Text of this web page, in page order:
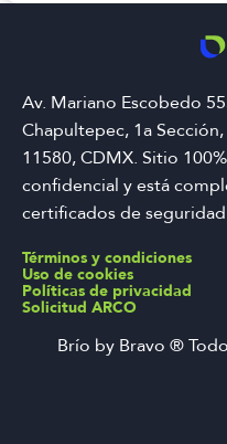
Av. Mariano Escobedo
Chapultepec, 1a
11580, CDMX. Sitio
confidencial y está
certificados de seguridad
Términos y condiciones
Uso de cookies
Políticas de privacidad
Solicitud ARCO
Brío by Bravo ®